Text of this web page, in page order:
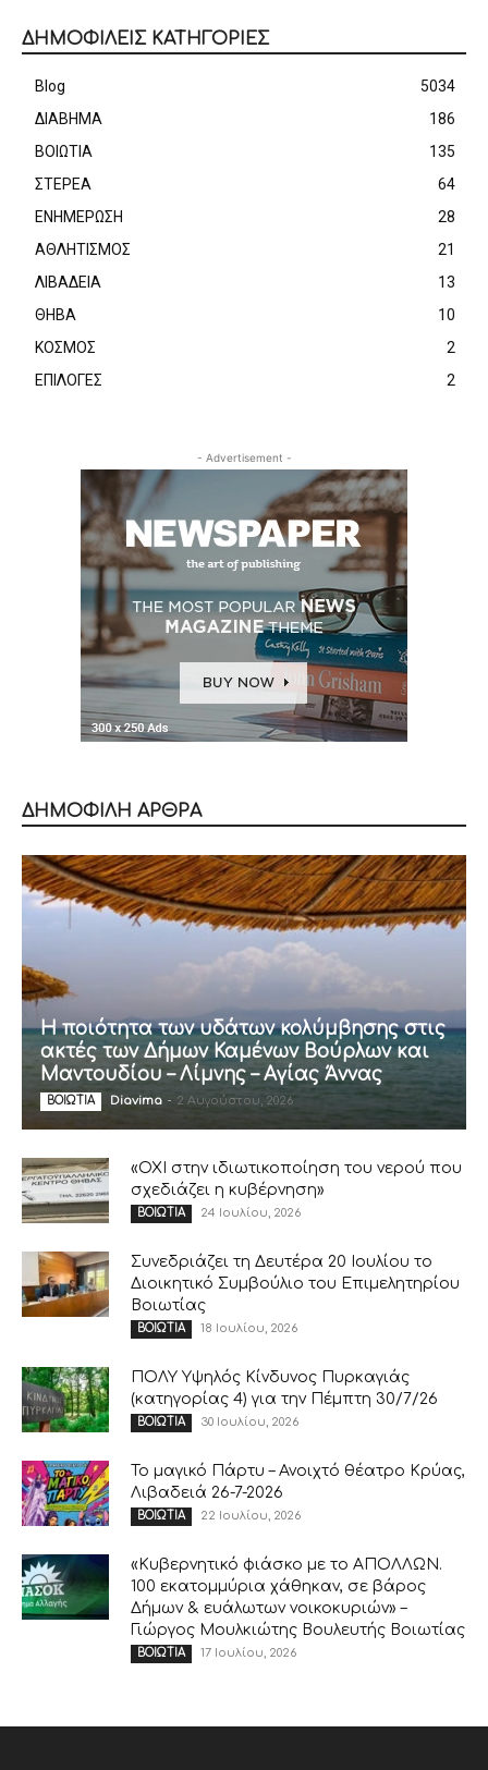
ΔΗΜΟΦΙΛΕΙΣ ΚΑΤΗΓΟΡΙΕΣ
Blog
5034
ΔΙΑΒΗΜΑ
186
ΒΟΙΩΤΙΑ
135
ΣΤΕΡΕΑ
64
ΕΝΗΜΕΡΩΣΗ
28
ΑΘΛΗΤΙΣΜΟΣ
21
ΛΙΒΑΔΕΙΑ
13
ΘΗΒΑ
10
ΚΟΣΜΟΣ
2
ΕΠΙΛΟΓΕΣ
2
- Advertisement -
ΔΗΜΟΦΙΛΗ ΑΡΘΡΑ
Η ποιότητα των υδάτων κολύμβησης στις
ακτές των Δήμων Καμένων Βούρλων και
Μαντουδίου – Λίμνης – Αγίας Άννας
ΒΟΙΩΤΙΑ Diavima - 2 Αυγούστου, 2026
«ΟΧΙ στην ιδιωτικοποίηση του νερού που
σχεδιάζει η κυβέρνηση»
ΒΟΙΩΤΙΑ 24 Ιουλίου, 2026
Συνεδριάζει τη Δευτέρα 20 Ιουλίου το
Διοικητικό Συμβούλιο του Επιμελητηρίου
Βοιωτίας
ΒΟΙΩΤΙΑ 18 Ιουλίου, 2026
ΠΟΛΥ Υψηλός Κίνδυνος Πυρκαγιάς
(κατηγορίας 4) για την Πέμπτη 30/7/26
ΒΟΙΩΤΙΑ 30 Ιουλίου, 2026
Το μαγικό Πάρτυ – Ανοιχτό θέατρο Κρύας,
Λιβαδειά 26-7-2026
ΒΟΙΩΤΙΑ 22 Ιουλίου, 2026
«Κυβερνητικό φιάσκο με το ΑΠΟΛΛΩΝ.
100 εκατομμύρια χάθηκαν, σε βάρος
Δήμων & ευάλωτων νοικοκυριών» –
Γιώργος Μουλκιώτης Βουλευτής Βοιωτίας
ΒΟΙΩΤΙΑ 17 Ιουλίου, 2026